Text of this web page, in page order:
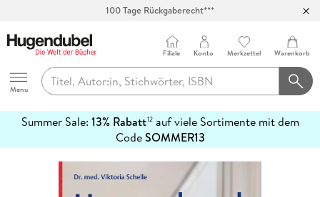
100 Tage Rückgaberecht***
Hugendubel
Menu
Filiale Konto Merkzettel Warenkorb
Summer Sale: 13% Rabatt12auf viele Sortimente mit dem
CodeSOMMER13
erfahren